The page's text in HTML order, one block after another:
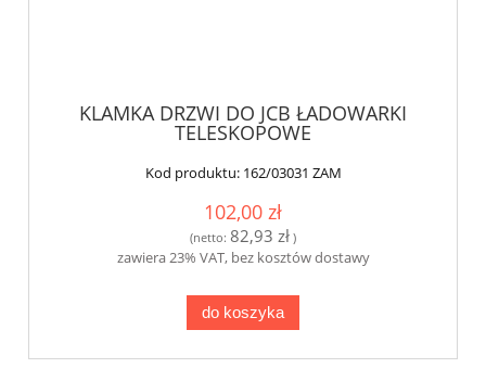
KLAMKA DRZWI DO JCB ŁADOWARKI
TELESKOPOWE
Kod produktu: 162/03031 ZAM
102,00 zł
(netto: 82,93 zł )
zawiera 23% VAT, bez kosztów dostawy
do koszyka